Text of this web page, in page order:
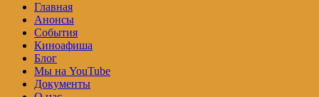
Главная
Анонсы
События
Киноафиша
Блог
Мы на YouTube
Документы